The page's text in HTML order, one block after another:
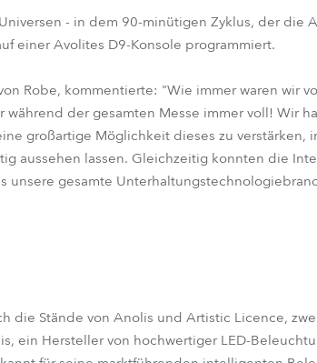
- in dem 90-minütigen Zyklus, der die
einer Avolites D9-Konsole programmiert.
Robe, kommentierte: "Wie immer waren wir
der gesamten Messe immer voll! Wir
großartige Möglichkeit dieses zu verstärken,
aussehen lassen. Gleichzeitig konnten die
unsere gesamte
die Stände von Anolis und Artistic Licence,
ein Hersteller von hochwertiger LED-